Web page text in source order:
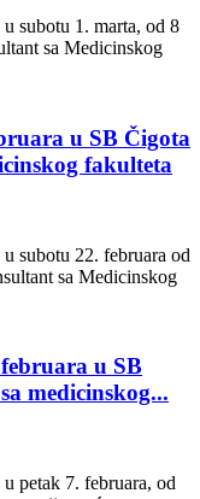
subotu 1. marta, od 8
sa Medicinskog
u SB Čigota
fakulteta
subotu 22. februara od
sa Medicinskog
u SB
medicinskog...
petak 7. februara, od